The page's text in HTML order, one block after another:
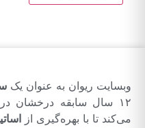
وبسایت ریوان به عنوان یک
۱۲ سال سابقه درخشان
می‌کند تا با بهره‌گیری از